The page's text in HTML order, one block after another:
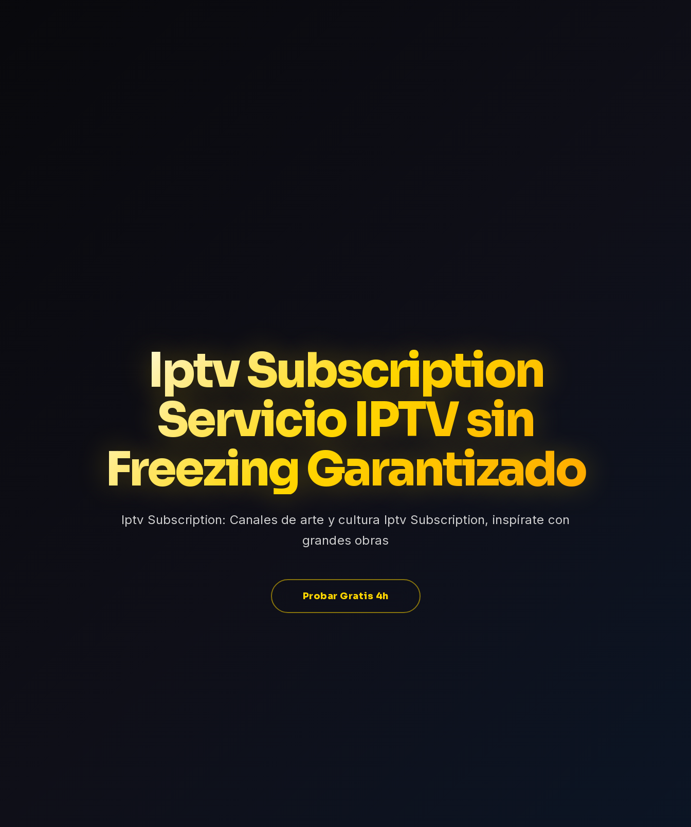
Iptv Subscription
Servicio IPTV sin
Freezing Garantizado
Iptv Subscription: Canales de arte y cultura Iptv Subscription, inspírate con
grandes obras
Probar Gratis 4h